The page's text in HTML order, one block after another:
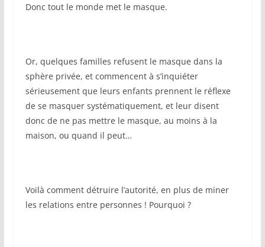
Donc tout le monde met le masque.
Or, quelques familles refusent le masque dans la
sphère privée, et commencent à s’inquiéter
sérieusement que leurs enfants prennent le réflexe
de se masquer systématiquement, et leur disent
donc de ne pas mettre le masque, au moins à la
maison, ou quand il peut…
Voilà comment détruire l’autorité, en plus de miner
les relations entre personnes ! Pourquoi ?